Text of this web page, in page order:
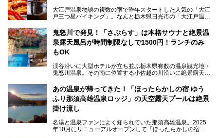
大江戸温泉物語の複数の宿で昨年スタートした人気の「大江
戸三つ星バイキング」。なんと栃木県日光市の「大江戸温泉
ここは首都圏から1泊で行きやすい鬼怒川温泉の渓流沿いに
建つホテルで、バイキングの他にも天然温泉の大浴場とサウ
ナ、フリーフローサービスのラウンジなど館内で楽しめるス
ポットがたくさんあり、3世代旅行やグループ旅行にもぴっ
たり。
そんな「大江戸温泉物語Premium 鬼怒川観光ホテル」の魅
力を詳しく紹介しちゃいます。
───
提供元：大江戸温泉物語ホテルズ＆リゾーツ株式会社【P
R】
この記事は大江戸温泉物語Premium 鬼怒川観光ホテルのPR
記事です。
鬼怒川で発見！「さぷらす」は本格サウナと絶景温
泉露天風呂が時間制限なしで1500円！ランチのみ
もOK
渓谷沿いに大型ホテルが立ち並ぶ栃木県有数の温泉観光地・
鬼怒川温泉。その南に位置する小佐越の川沿いに絶景露天風
こだわりのサウナ、掛け流しの水風呂、天然温泉の露天風
呂、食事処、休憩室など備えて、決して大規模施設ではあり
ませんが、鬼怒川温泉観光の行き帰りに、はたまたサウナで
一日リフレッシュするための目的地に！ぜひオススメしたい
スポットです。時間制限も無いので1人1,500円でひがな一
日サウナや温泉を楽しんでお昼も食べてごろごろできちゃい
ますよ。
あの温泉が帰ってきた！「ほったらかしの宿 ゆう
ふり那須高雄温泉ロッジ」の天空露天プールは絶景
掛け流し
名湯と温泉ファンによく知られていた那須高雄温泉。2025
年10月にリニューアルオープンして「ほったらかしの宿 ゆ